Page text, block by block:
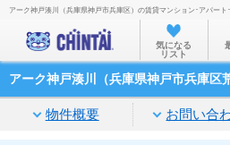
お部屋を探す
沿線
家賃相
アーク神戸湊川（兵庫県神戸市兵庫区）の賃貸マンション･アパート
気になる
リスト
アーク神戸湊川（兵庫県神戸市兵庫区
物件概要 お問い合